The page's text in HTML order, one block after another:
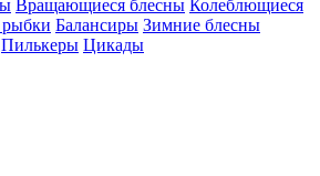
Вращающиеся блесны Колеблющиеся
Балансиры Зимние блесны
Пилькеры Цикады